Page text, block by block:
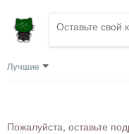
Лучшие
Пожалуйста, оставьте